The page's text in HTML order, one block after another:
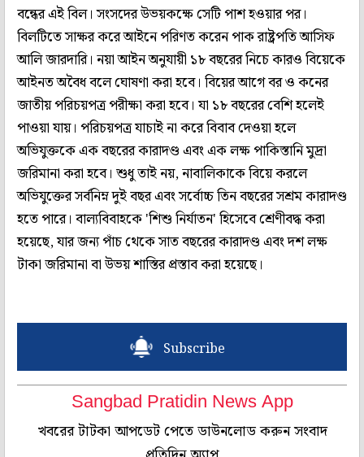
বন্ধের এই বিল। সংসদের উভয়কক্ষে সেটি পাশ হওয়ার পর।
বিলটিতে সাক্ষর করে আইনে পরিণত করেন পাক রাষ্ট্রপতি আসিফ
আলি জারদারি। নয়া আইন অনুযায়ী ১৮ বছরের নিচে কারও বিয়েকে
আইনত অবৈধ বলে ঘোষণা করা হবে। বিয়ের আগে বর ও কনের
জাতীয় পরিচয়পত্র পরীক্ষা করা হবে। যা ১৮ বছরের বেশি হলেই
পাওয়া যায়। পরিচয়পত্র যাচাই না করে বিবাব দেওয়া হলে
অভিযুক্তকে এক বছরের কারাদণ্ড এবং এক লক্ষ পাকিস্তানি মুদ্রা
জরিমানা করা হবে। শুধু তাই নয়, নাবালিকাকে বিয়ে করলে
অভিযুক্তের সর্বনিম্ন দুই বছর এবং সর্বোচ্চ তিন বছরের সশ্রম কারাদণ্ড
হতে পারে। বাল্যবিবাহকে 'শিশু নির্যাতন' হিসেবে শ্রেণীবদ্ধ করা
হয়েছে, যার জন্য পাঁচ থেকে সাত বছরের কারাদণ্ড এবং দশ লক্ষ
টাকা জরিমানা বা উভয় শাস্তির প্রস্তাব করা হয়েছে।
Subscribe
Sangbad Pratidin News App
খবরের টাটকা আপডেট পেতে ডাউনলোড করুন সংবাদ